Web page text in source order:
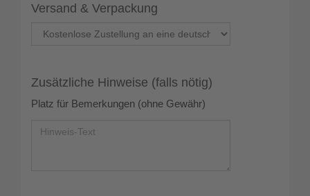
Versand & Verpackung
Zusätzliche Hinweise (falls nötig)
Platz für Bemerkungen (ohne Gewähr)